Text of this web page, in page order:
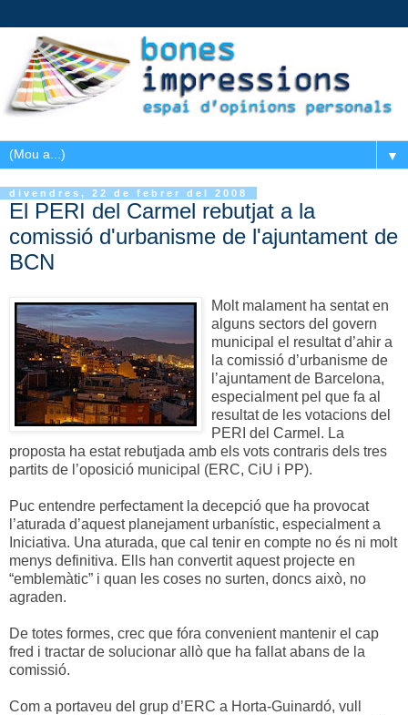
▼
divendres, 22 de febrer del 2008
El PERI del Carmel rebutjat a la
comissió d'urbanisme de l'ajuntament de
BCN
Molt malament ha sentat en
alguns sectors del govern
municipal el resultat d’ahir a
la comissió d’urbanisme de
l’ajuntament de Barcelona,
especialment pel que fa al
resultat de les votacions del
PERI del Carmel. La
proposta ha estat rebutjada amb els vots contraris dels tres
partits de l’oposició municipal (ERC, CiU i PP).
Puc entendre perfectament la decepció que ha provocat
l’aturada d’aquest planejament urbanístic, especialment a
Iniciativa. Una aturada, que cal tenir en compte no és ni molt
menys definitiva. Ells han convertit aquest projecte en
“emblemàtic” i quan les coses no surten, doncs això, no
agraden.
De totes formes, crec que fóra convenient mantenir el cap
fred i tractar de solucionar allò que ha fallat abans de la
comissió.
Com a portaveu del grup d’ERC a Horta-Guinardó, vull